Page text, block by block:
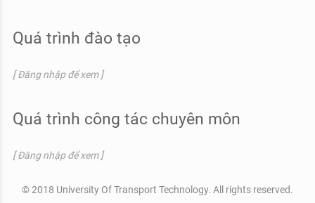
Quá trình đào tạo
[ Đăng nhập để xem ]
Quá trình công tác chuyên môn
[ Đăng nhập để xem ]
© 2018 University Of Transport Technology. All rights reserved.